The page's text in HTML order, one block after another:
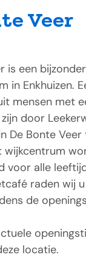
Veer
is een
in Enkhuizen.
mensen met
door
De Bonte Veer
wijkcentrum
voor alle
raden wij
de
locatie.